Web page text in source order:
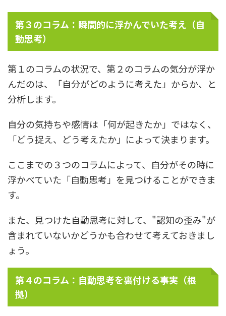
第３のコラム：瞬間的に浮かんでいた考え（自
動思考）
第１のコラムの状況で、第２のコラムの気分が浮か
んだのは、「自分がどのように考えた」からか、と
分析します。
自分の気持ちや感情は「何が起きたか」ではなく、
「どう捉え、どう考えたか」によって決まります。
ここまでの３つのコラムによって、自分がその時に
浮かべていた「自動思考」を見つけることができま
す。
また、見つけた自動思考に対して、"認知の歪み"が
含まれていないかどうかも合わせて考えておきまし
ょう。
第４のコラム：自動思考を裏付ける事実（根
拠）